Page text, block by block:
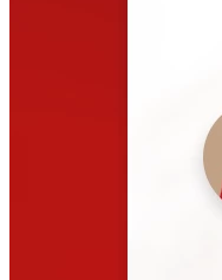
คลังสินค้า 3 รูปแบบใน